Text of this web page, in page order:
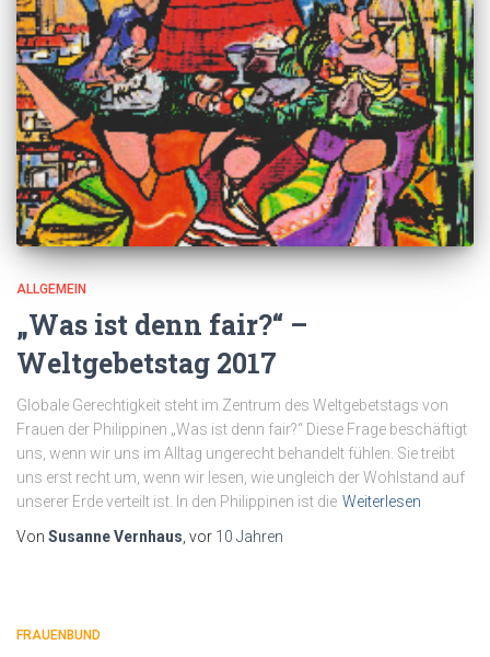
ALLGEMEIN
„Was ist denn fair?“ –
Weltgebetstag 2017
Globale Gerechtigkeit steht im Zentrum des Weltgebetstags von
Frauen der Philippinen „Was ist denn fair?“ Diese Frage beschäftigt
uns, wenn wir uns im Alltag ungerecht behandelt fühlen. Sie treibt
uns erst recht um, wenn wir lesen, wie ungleich der Wohlstand auf
unserer Erde verteilt ist. In den Philippinen ist die Weiterlesen
Von Susanne Vernhaus , vor 10 Jahren
FRAUENBUND